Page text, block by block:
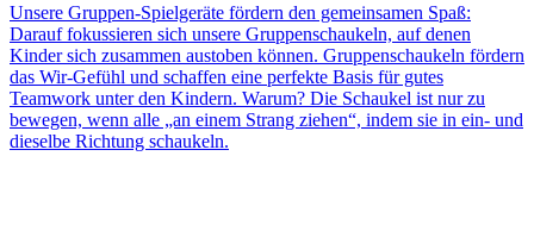
Unsere Gruppen-Spielgeräte fördern den gemeinsamen Spaß:
Darauf fokussieren sich unsere Gruppenschaukeln, auf denen
Kinder sich zusammen austoben können. Gruppenschaukeln fördern
das Wir-Gefühl und schaffen eine perfekte Basis für gutes
Teamwork unter den Kindern. Warum? Die Schaukel ist nur zu
bewegen, wenn alle „an einem Strang ziehen“, indem sie in ein- und
dieselbe Richtung schaukeln.